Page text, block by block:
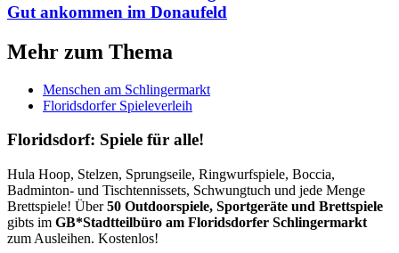
Gut ankommen im Donaufeld
Mehr zum Thema
Menschen am Schlingermarkt
Floridsdorfer Spieleverleih
Floridsdorf: Spiele für alle!
Hula Hoop, Stelzen, Sprungseile, Ringwurfspiele, Boccia,
Badminton- und Tischtennissets, Schwungtuch und jede Menge
Brettspiele! Über50 Outdoorspiele, Sportgeräte und Brettspiele
gibts im GB*Stadtteilbüro am Floridsdorfer Schlingermarkt
zum Ausleihen. Kostenlos!